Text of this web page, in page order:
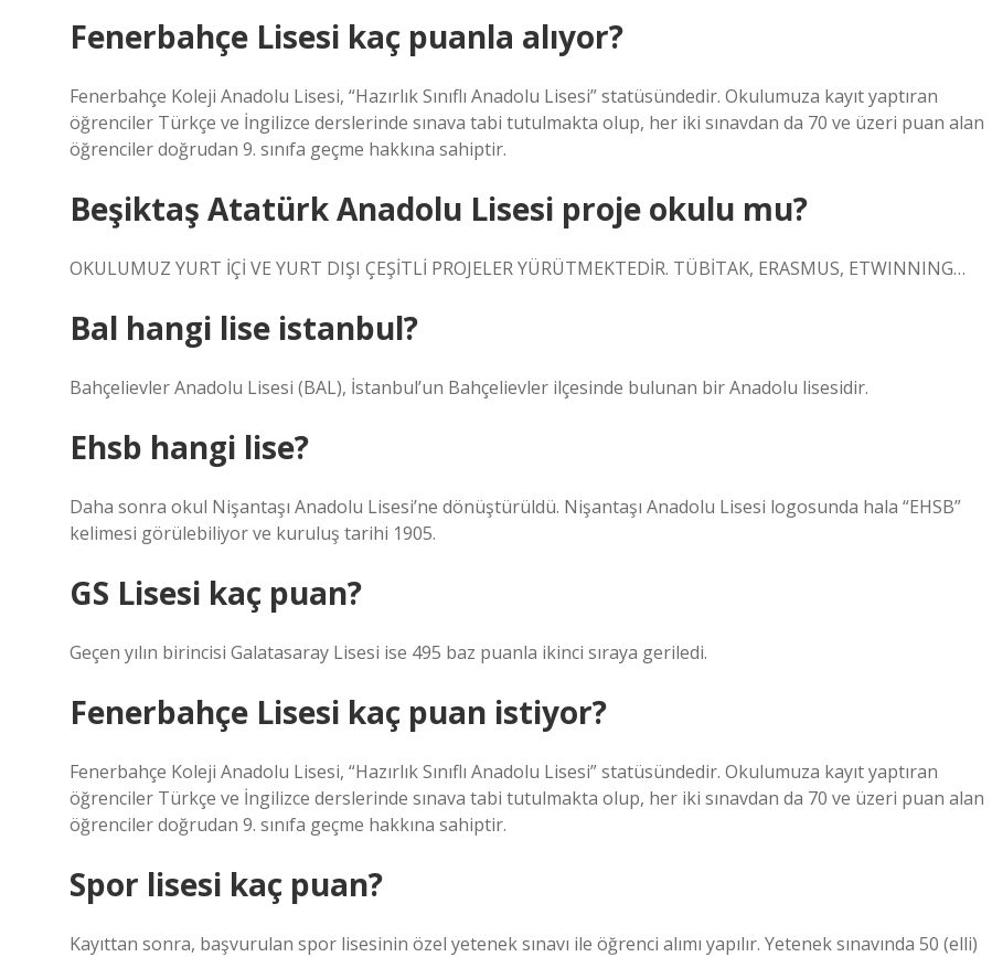
Fenerbahçe Lisesi kaç puanla alıyor?
Fenerbahçe Koleji Anadolu Lisesi, “Hazırlık Sınıflı Anadolu Lisesi” statüsündedir. Okulumuza kayıt yaptıran
öğrenciler Türkçe ve İngilizce derslerinde sınava tabi tutulmakta olup, her iki sınavdan da 70 ve üzeri puan alan
öğrenciler doğrudan 9. sınıfa geçme hakkına sahiptir.
Beşiktaş Atatürk Anadolu Lisesi proje okulu mu?
OKULUMUZ YURT İÇİ VE YURT DIŞI ÇEŞİTLİ PROJELER YÜRÜTMEKTEDİR. TÜBİTAK, ERASMUS, ETWINNING…
Bal hangi lise istanbul?
Bahçelievler Anadolu Lisesi (BAL), İstanbul’un Bahçelievler ilçesinde bulunan bir Anadolu lisesidir.
Ehsb hangi lise?
Daha sonra okul Nişantaşı Anadolu Lisesi’ne dönüştürüldü. Nişantaşı Anadolu Lisesi logosunda hala “EHSB”
kelimesi görülebiliyor ve kuruluş tarihi 1905.
GS Lisesi kaç puan?
Geçen yılın birincisi Galatasaray Lisesi ise 495 baz puanla ikinci sıraya geriledi.
Fenerbahçe Lisesi kaç puan istiyor?
Fenerbahçe Koleji Anadolu Lisesi, “Hazırlık Sınıflı Anadolu Lisesi” statüsündedir. Okulumuza kayıt yaptıran
öğrenciler Türkçe ve İngilizce derslerinde sınava tabi tutulmakta olup, her iki sınavdan da 70 ve üzeri puan alan
öğrenciler doğrudan 9. sınıfa geçme hakkına sahiptir.
Spor lisesi kaç puan?
Kayıttan sonra, başvurulan spor lisesinin özel yetenek sınavı ile öğrenci alımı yapılır. Yetenek sınavında 50 (elli)